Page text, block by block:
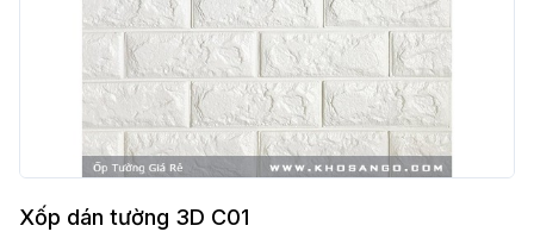
Xốp dán tường 3D C01